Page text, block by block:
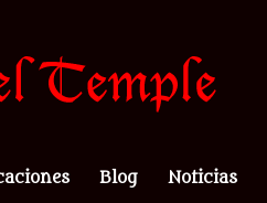
Blog Noticias